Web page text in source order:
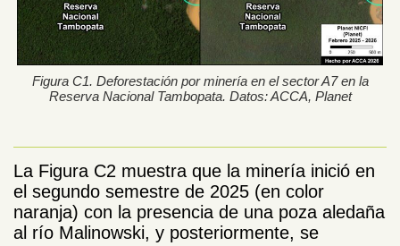
Figura C1. Deforestación por minería en el sector A7 en la
Reserva Nacional Tambopata. Datos: ACCA, Planet
La Figura C2 muestra que la minería inició en
el segundo semestre de 2025 (en color
naranja) con la presencia de una poza aledaña
al río Malinowski, y posteriormente, se